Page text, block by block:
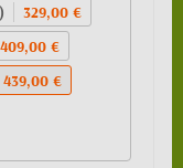
329,00 €
409,00 €
439,00 €